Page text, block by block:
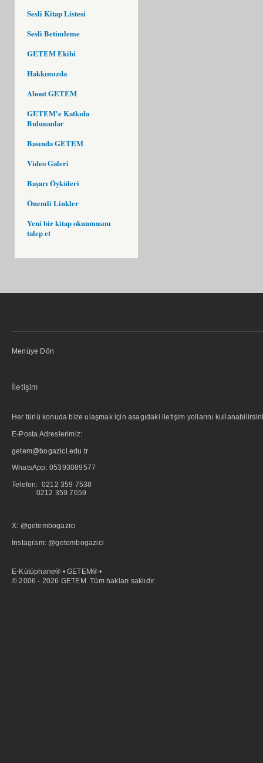
Sesli Kitap Listesi
Sesli Betimleme
GETEM Ekibi
Hakkımızda
About GETEM
GETEM'e Katkıda
Bulunanlar
Basında GETEM
Video Galeri
Başarı Öyküleri
Önemli Linkler
Yeni bir kitap okunmasını
talep et
Menüye Dön
İletişim
Her türlü konuda bize ulaşmak için asagıdaki iletişim yollarını
E-Posta Adreslerimiz:
getem@bogazici.edu.tr
WhatsApp: 05393089577
Telefon: 0212 359 7538
0212 359 7659
X: @getembogazici
İnstagram: @getembogazici
E-Kütüphane® • GETEM® •
© 2006 - 2026 GETEM. Tüm hakları saklıdır.